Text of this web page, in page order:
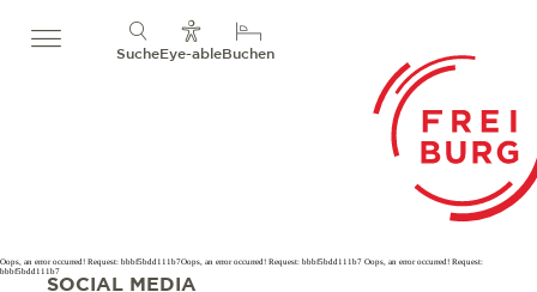
SucheEye-ableBuchen
Oops, an error occurred! Request: bbbf5bdd111b7Oops, an error occurred! Request: bbbf5bdd111b7 Oops, an error occurred! Request:
bbbf5bdd111b7
SOCIAL MEDIA